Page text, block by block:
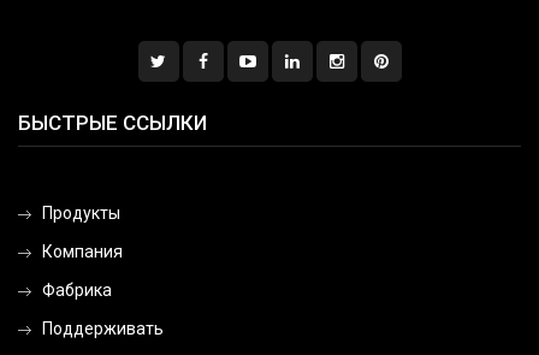
БЫСТРЫЕ ССЫЛКИ
Продукты
Компания
Фабрика
Поддерживать